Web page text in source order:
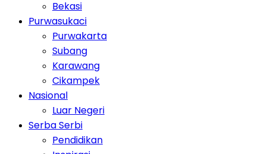
Bekasi
Purwasukaci
Purwakarta
Subang
Karawang
Cikampek
Nasional
Luar Negeri
Serba Serbi
Pendidikan